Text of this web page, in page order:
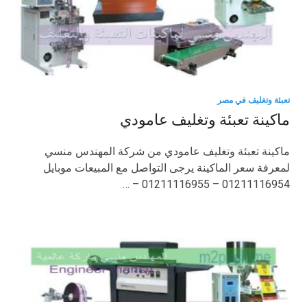
تعبئة وتغليف في مصر
ماكينة تعبئة وتغليف عامودي
ماكينة تعبئة وتغليف عامودي من شركة المهندس منسي
لمعرفة سعر الماكينة يرجى التواصل مع المبيعات موبايل
01211116954 – 01211116955 – …